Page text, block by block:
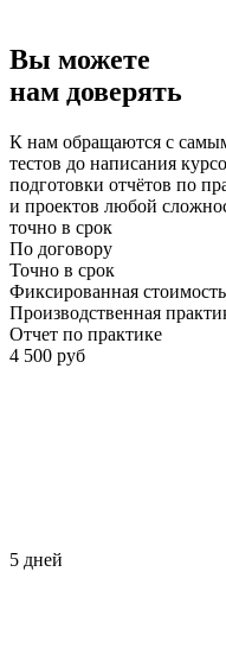
Вы можете
нам доверять
К нам обращаются с
тестов до написания
подготовки отчётов по
и проектов любой
точно в срок
По договору
Точно в срок
Фиксированная стоимость
Производственная
Отчет по практике
4 500 руб
5 дней